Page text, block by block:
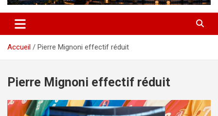
Accueil Pierre Mignoni effectif réduit
Pierre Mignoni effectif réduit